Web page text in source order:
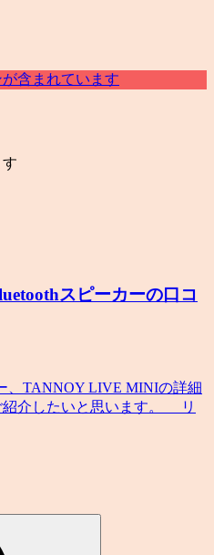
含まれています
スピーカーの口コ
、TANNOY LIVE MINIの詳細
紹介したいと思います。 リ